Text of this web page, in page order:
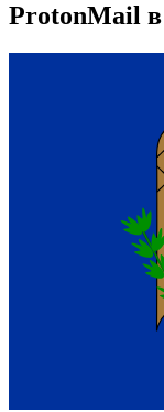
ProtonMail